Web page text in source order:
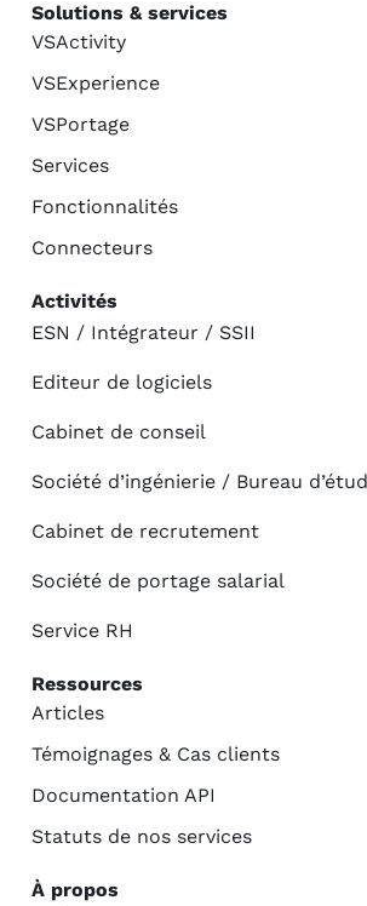
Solutions & services
VSActivity
VSExperience
VSPortage
Services
Fonctionnalités
Connecteurs
Activités
ESN / Intégrateur / SSII
Editeur de logiciels
Cabinet de conseil
Société d’ingénierie / Bureau
Cabinet de recrutement
Société de portage salarial
Service RH
Ressources
Articles
Témoignages & Cas clients
Documentation API
Statuts de nos services
À propos